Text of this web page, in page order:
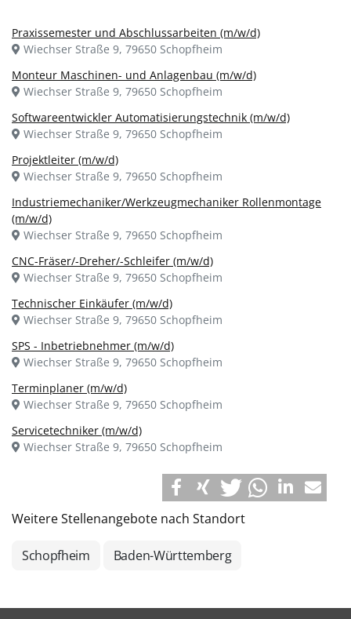
Praxissemester und Abschlussarbeiten (m/w/d)
Wiechser Straße 9, 79650 Schopfheim
Monteur Maschinen- und Anlagenbau (m/w/d)
Wiechser Straße 9, 79650 Schopfheim
Softwareentwickler Automatisierungstechnik (m/w/d)
Wiechser Straße 9, 79650 Schopfheim
Projektleiter (m/w/d)
Wiechser Straße 9, 79650 Schopfheim
Industriemechaniker/Werkzeugmechaniker Rollenmontage
(m/w/d)
Wiechser Straße 9, 79650 Schopfheim
CNC-Fräser/-Dreher/-Schleifer (m/w/d)
Wiechser Straße 9, 79650 Schopfheim
Technischer Einkäufer (m/w/d)
Wiechser Straße 9, 79650 Schopfheim
SPS - Inbetriebnehmer (m/w/d)
Wiechser Straße 9, 79650 Schopfheim
Terminplaner (m/w/d)
Wiechser Straße 9, 79650 Schopfheim
Servicetechniker (m/w/d)
Wiechser Straße 9, 79650 Schopfheim
Weitere Stellenangebote nach Standort
Schopfheim Baden-Württemberg